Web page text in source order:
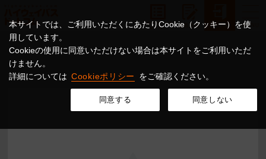
本サイトでは、ご利用いただくにあたりCookie（クッキー）を使
用しています。
Cookieの使用に同意いただけない場合は本サイトをご利用いただ
けません。
詳細については Cookieポリシー をご確認ください。
同意する 同意しない